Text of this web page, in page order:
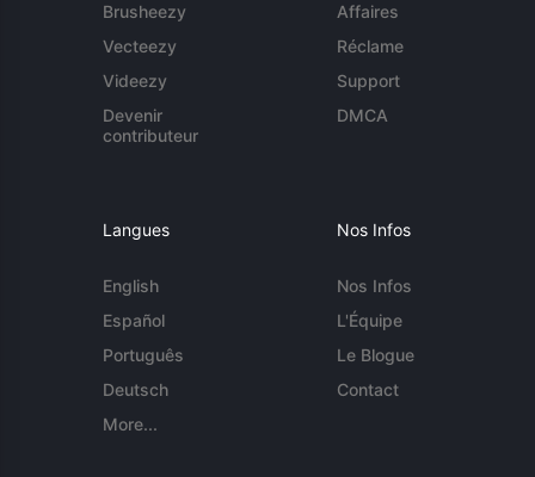
Brusheezy
Vecteezy
Videezy
Devenir
contributeur
Affaires
Réclame
Support
DMCA
Langues
English
Español
Português
Deutsch
More...
Nos Infos
Nos Infos
L'Équipe
Le Blogue
Contact